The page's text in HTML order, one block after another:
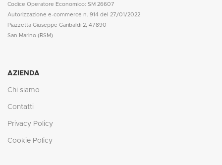
Codice Operatore Economico: SM 26607
Autorizzazione e-commerce n. 914 del 27/01/2022
Piazzetta Giuseppe Garibaldi 2, 47890
San Marino (RSM)
AZIENDA
Chi siamo
Contatti
Privacy Policy
Cookie Policy